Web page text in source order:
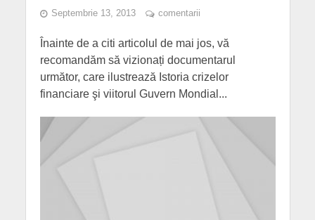
Septembrie 13, 2013 comentarii
Înainte de a citi articolul de mai jos, vă
recomandăm să vizionați documentarul
următor, care ilustrează Istoria crizelor
financiare şi viitorul Guvern Mondial...